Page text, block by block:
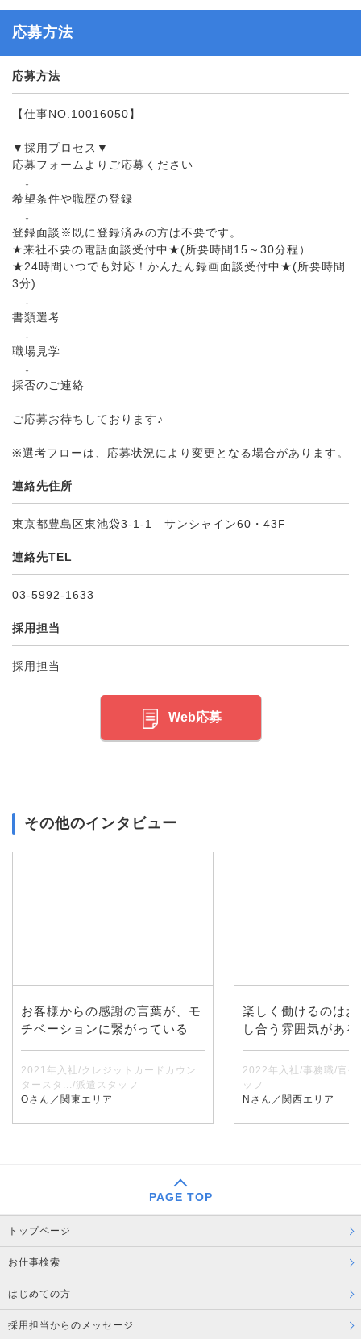
応募方法
応募方法
【仕事NO.10016050】
▼採用プロセス▼
応募フォームよりご応募ください
↓
希望条件や職歴の登録
↓
登録面談※既に登録済みの方は不要です。
★来社不要の電話面談受付中★(所要時間15～30分程）
★24時間いつでも対応！かんたん録画面談受付中★(所要時間
3分)
↓
書類選考
↓
職場見学
↓
採否のご連絡
ご応募お待ちしております♪
※選考フローは、応募状況により変更となる場合があります。
連絡先住所
東京都豊島区東池袋3-1-1 サンシャイン60・43F
連絡先TEL
03-5992-1633
採用担当
採用担当
Web応募
その他のインタビュー
お客様からの感謝の言葉が、モ
チベーションに繋がっている
2021年入社/クレジットカードカウン
タースタ.../派遣スタッフ
Oさん／関東エリア
楽しく働けるのは
し合う雰囲気があ
2022年入社/事務職/官公
ッフ
Nさん／関西エリア
PAGE TOP
トップページ
お仕事検索
はじめての方
採用担当からのメッセージ